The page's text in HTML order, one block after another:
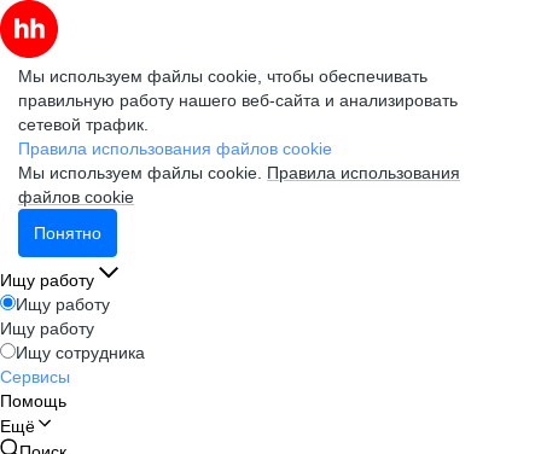
Мы используем файлы cookie, чтобы обеспечивать
правильную работу нашего веб-сайта и анализировать
сетевой трафик.
Правила использования файлов cookie
Мы используем файлы cookie. Правила использования
файлов cookie
Понятно
Ищу работу
Ищу работу
Ищу работу
Ищу сотрудника
Сервисы
Помощь
Ещё